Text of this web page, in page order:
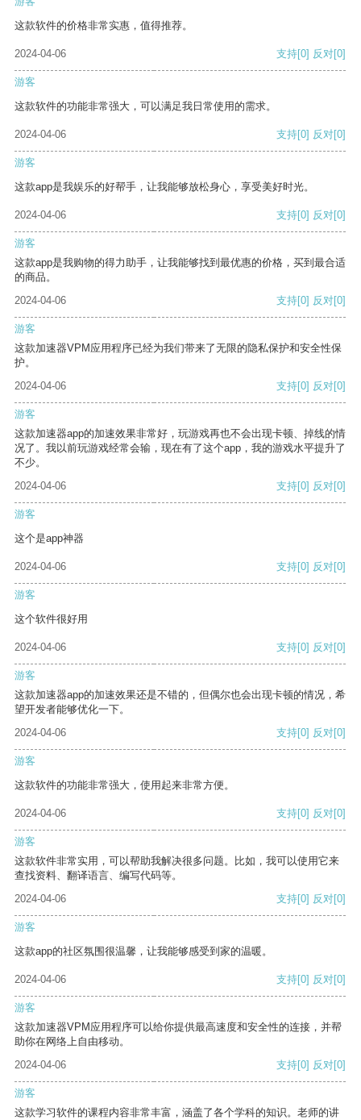
这款软件的价格非常实惠，值得推荐。
2024-04-06 支持[0] 反对[0]
游客
这款软件的功能非常强大，可以满足我日常使用的需求。
2024-04-06 支持[0] 反对[0]
游客
这款app是我娱乐的好帮手，让我能够放松身心，享受美好时光。
2024-04-06 支持[0] 反对[0]
游客
这款app是我购物的得力助手，让我能够找到最优惠的价格，买到最合适
的商品。
2024-04-06
支持[0] 反对[0]
游客
这款加速器VPM应用程序已经为我们带来了无限的隐私保护和安全性保
护。
2024-04-06
支持[0] 反对[0]
游客
这款加速器app的加速效果非常好，玩游戏再也不会出现卡顿、掉线的情
况了。我以前玩游戏经常会输，现在有了这个app，我的游戏水平提升了
不少。
2024-04-06
支持[0] 反对[0]
游客
这个是app神器
2024-04-06 支持[0] 反对[0]
游客
这个软件很好用
2024-04-06 支持[0] 反对[0]
游客
这款加速器app的加速效果还是不错的，但偶尔也会出现卡顿的情况，希
望开发者能够优化一下。
2024-04-06
支持[0] 反对[0]
游客
这款软件的功能非常强大，使用起来非常方便。
2024-04-06 支持[0] 反对[0]
游客
这款软件非常实用，可以帮助我解决很多问题。比如，我可以使用它来
查找资料、翻译语言、编写代码等。
2024-04-06
支持[0] 反对[0]
游客
这款app的社区氛围很温馨，让我能够感受到家的温暖。
2024-04-06 支持[0] 反对[0]
游客
这款加速器VPM应用程序可以给你提供最高速度和安全性的连接，并帮
助你在网络上自由移动。
2024-04-06
支持[0] 反对[0]
游客
这款学习软件的课程内容非常丰富，涵盖了各个学科的知识。老师的讲